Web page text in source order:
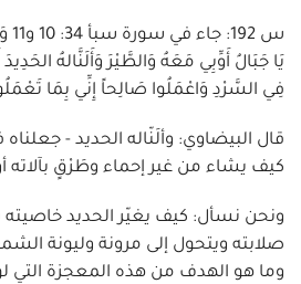
س
يَا جَبَالُ أَوِّبِي مَعَهُ وَالطَّيْرَ وَأَلَنَّالهُ
فِي السَّرْدِ وَاعْمَلُوا صَالِحاً إِنِّي بِمَا
قال البيضاوي: وألَنّاله الحديد -
كيف يشاء من غير إحماء وطَرْقٍ بآلاته
ونحن نسأل: كيف يغيّر الحديد خاصيته
صلابته ويتحول إلى مرونة وليونة
وما هو الهدف من هذه المعجزة التي